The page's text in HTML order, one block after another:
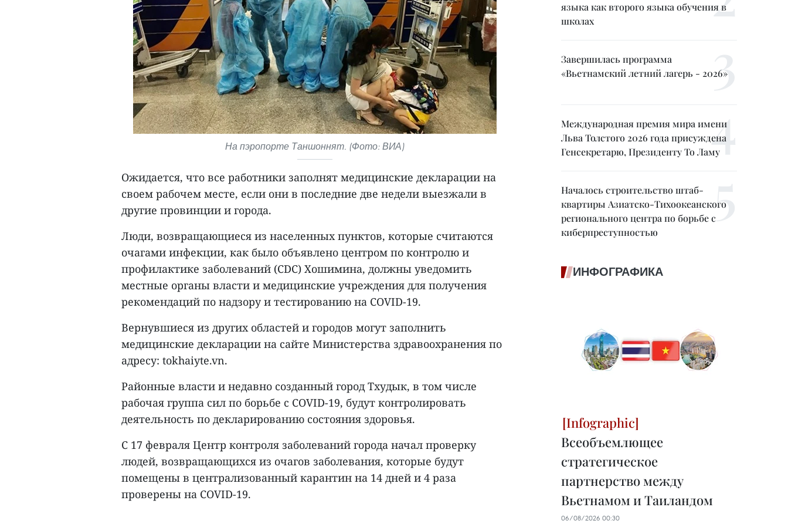
На пэропорте Таншоннят. (Фото: ВИА)
Ожидается, что все работники заполнят медицинские декларации на
своем рабочем месте, если они в последние две недели выезжали в
другие провинции и города.
Люди, возвращающиеся из населенных пунктов, которые считаются
очагами инфекции, как было объявлено центром по контролю и
профилактике заболеваний (CDC) Хошимина, должны уведомить
местные органы власти и медицинские учреждения для получения
рекомендаций по надзору и тестированию на COVID-19.
Вернувшиеся из других областей и городов могут заполнить
медицинские декларации на сайте Министерства здравоохранения по
адресу: tokhaiyte.vn.
Районные власти и недавно созданный город Тхудык, в том числе
рабочая группа сил по борьбе с COVID-19, будут контролировать
деятельность по декларированию состояния здоровья.
С 17 февраля Центр контроля заболеваний города начал проверку
людей, возвращающихся из очагов заболевания, которые будут
помещены в централизованный карантин на 14 дней и 4 раза
проверены на COVID-19.
языка как второго языка обучения в
школах
Завершилась программа
«Вьетнамский летний лагерь - 2026»
Международная премия мира имени
Льва Толстого 2026 года присуждена
Генсекретарю, Президенту То Ламу
Началось строительство штаб-
квартиры Азиатско-Тихоокеанского
регионального центра по борьбе с
киберпреступностью
ИНФОГРАФИКА
Всеобъемлющее
стратегическое
партнерство между
Вьетнамом и Таиландом
06/08/2026 00:30